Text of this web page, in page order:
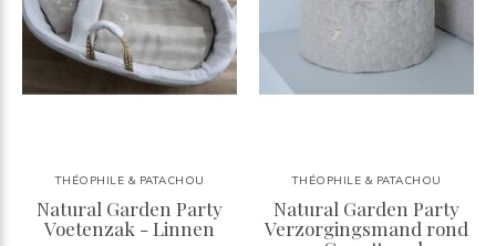
THÉOPHILE & PATACHOU
Natural Garden Party
Voetenzak - Linnen
THÉOPHILE & PATACHOU
Natural Garden Party
Verzorgingsmand rond